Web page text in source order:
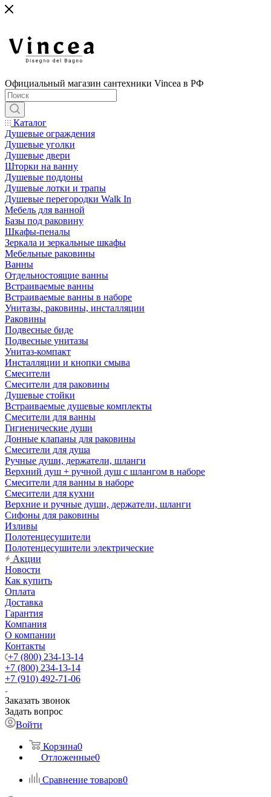
Официальный магазин сантехники Vincea в РФ
Каталог
Душевые ограждения
Душевые уголки
Душевые двери
Шторки на ванну
Душевые поддоны
Душевые лотки и трапы
Душевые перегородки Walk In
Мебель для ванной
Базы под раковину
Шкафы-пеналы
Зеркала и зеркальные шкафы
Мебельные раковины
Ванны
Отдельностоящие ванны
Встраиваемые ванны
Встраиваемые ванны в наборе
Унитазы, раковины, инсталляции
Раковины
Подвесные биде
Подвесные унитазы
Унитаз-компакт
Инсталляции и кнопки смыва
Смесители
Смесители для раковины
Душевые стойки
Встраиваемые душевые комплекты
Смесители для ванны
Гигиенические души
Донные клапаны для раковины
Смесители для душа
Ручные души, держатели, шланги
Верхний душ + ручной душ с шлангом в наборе
Смесители для ванны в наборе
Смесители для кухни
Верхние и ручные души, держатели, шланги
Сифоны для раковины
Изливы
Полотенцесушители
Полотенцесушители электрические
Акции
Новости
Как купить
Оплата
Доставка
Гарантия
Компания
О компании
Контакты
+7 (800) 234-13-14
+7 (800) 234-13-14
+7 (910) 492-71-06
Заказать звонок
Задать вопрос
Войти
Корзина0
Отложенные0
Сравнение товаров0